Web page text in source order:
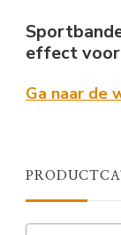
effect voor
Ga naar de